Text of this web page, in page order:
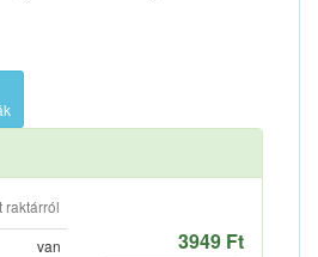
raktárról
van
3949 Ft